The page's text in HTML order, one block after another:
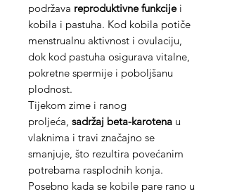
podržava reproduktivne funkcijei
kobila i pastuha. Kod kobila potiče
menstrualnu aktivnost i ovulaciju,
dok kod pastuha osigurava vitalne,
pokretne spermije i poboljšanu
plodnost.
Tijekom zime i ranog
proljeća, sadržaj beta-karotena u
vlaknima i travi značajno se
smanjuje, što rezultira povećanim
potrebama rasplodnih konja.
Posebno kada se kobile pare rano u